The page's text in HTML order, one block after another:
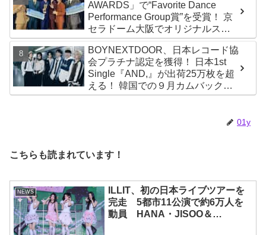
AWARDS」で“Favorite Dance
Performance Group賞”を受賞！ 京
セラドーム大阪でオリジナルステ
ージパフォーマンス披露！ 卒業パ
ーティーをコンセプトにスーツで
魅了【動画あり】
BOYNEXTDOOR、日本レコード協
会プラチナ認定を獲得！ 日本1st
Single『AND,』が出荷25万枚を超
える！ 韓国での９月カムバックも
決定
01y
こちらも読まれています！
NEWS
ILLIT、初の日本ライブツアーを
完走 5都市11公演で約6万人を
動員 HANA・JISOO＆